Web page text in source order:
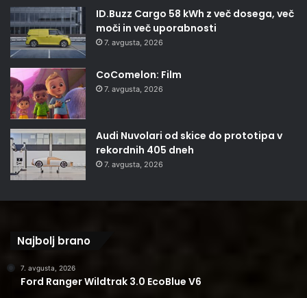
ID.Buzz Cargo 58 kWh z več dosega, več
moči in več uporabnosti
7. avgusta, 2026
CoComelon: Film
7. avgusta, 2026
Audi Nuvolari od skice do prototipa v
rekordnih 405 dneh
7. avgusta, 2026
Najbolj brano
7. avgusta, 2026
Ford Ranger Wildtrak 3.0 EcoBlue V6